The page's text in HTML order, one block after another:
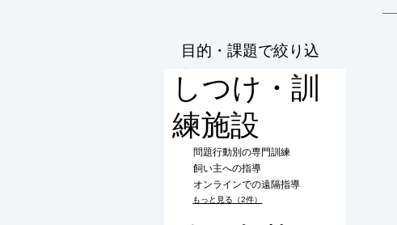
目的・課題で絞り込
む
しつけ・訓
練施設
問題行動別の専門訓練
飼い主への指導
オンラインでの遠隔指導
もっと見る（2件）